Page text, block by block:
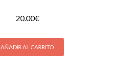
20.00€
AÑADIR AL CARRITO